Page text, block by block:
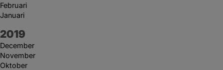
Februari
Januari
År:
2019
December
November
Oktober